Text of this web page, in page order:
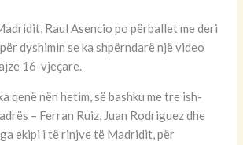
Raul Asencio po përballet me deri
dyshimin se ka shpërndarë një video
16-vjeçare.
qenë nën hetim, së bashku me tre ish-
– Ferran Ruiz, Juan Rodriguez dhe
ekipi i të rinjve të Madridit, për